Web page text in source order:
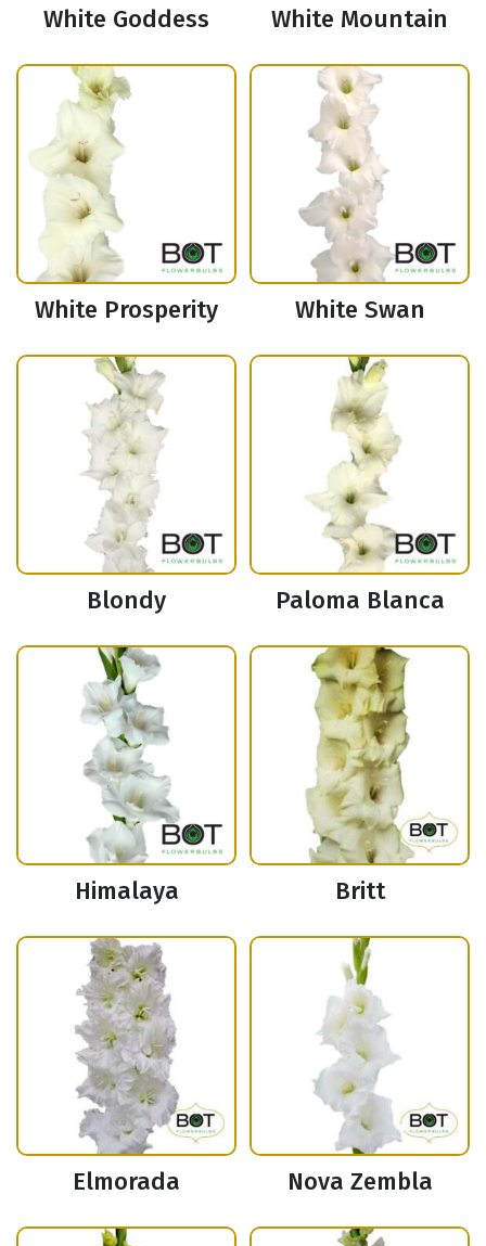
White Goddess White Mountain
White Prosperity White Swan
Blondy Paloma Blanca
Himalaya Britt
Elmorada Nova Zembla